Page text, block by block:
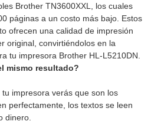
Brother TN3600XXL, los cuales
páginas a un costo más bajo. Estos
ofrecen una calidad de impresión
original, convirtiéndolos en la
tu impresora Brother HL-L5210DN.
mismo resultado?
impresora verás que son los
perfectamente, los textos se leen
dinero.